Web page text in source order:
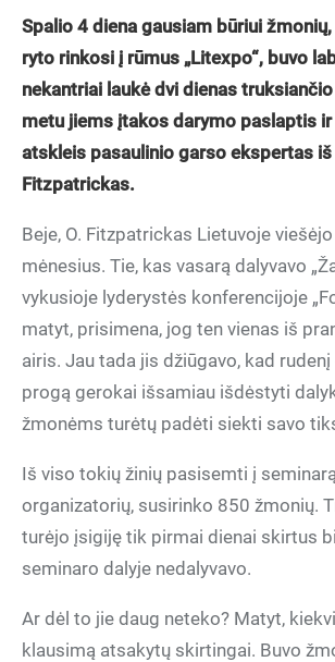
Spalio 4 diena gausiam būriui
ryto rinkosi į rūmus „Litexpo“, buvo
nekantriai laukė dvi dienas
metu jiems įtakos darymo paslaptis
atskleis pasaulinio garso ekspertas
Fitzpatrickas.
Beje, O. Fitzpatrickas Lietuvoje
mėnesius. Tie, kas vasarą dalyvavo
vykusioje lyderystės konferencijoje
matyt, prisimena, jog ten vienas iš
airis. Jau tada jis džiūgavo, kad
progą gerokai išsamiau išdėstyti
žmonėms turėtų padėti siekti savo
Iš viso tokių žinių pasisemti į
organizatorių, susirinko 850 žmonių.
turėjo įsigiję tik pirmai dienai skirtus
seminaro dalyje nedalyvavo.
Ar dėl to jie daug neteko? Matyt,
klausimą atsakytų skirtingai. Buvo